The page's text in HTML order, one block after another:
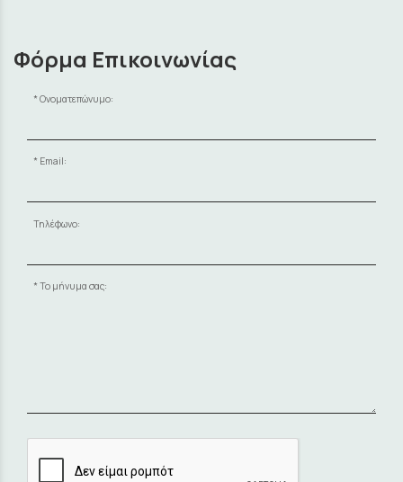
Φόρμα Επικοινωνίας
Ονοματεπώνυμο:
Email:
Τηλέφωνο:
Το μήνυμα σας: